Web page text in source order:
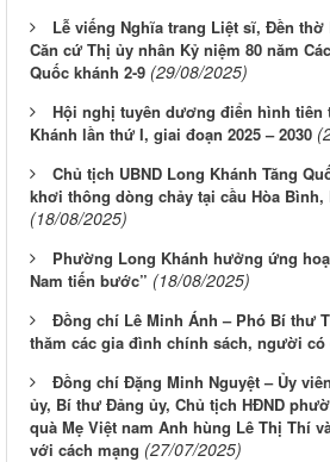
Lễ viếng Nghĩa trang Liệt sĩ, Đền
Căn cứ Thị ủy nhân Kỷ niệm 80 năm
Quốc khánh 2-9 (29/08/2025)
Hội nghị tuyên dương điển hình tiên
Khánh lần thứ I, giai đoạn 2025 – 2030
Chủ tịch UBND Long Khánh Tăng
khơi thông dòng chảy tại cầu Hòa Bình,
(18/08/2025)
Phường Long Khánh hưởng ứng
Nam tiến bước” (18/08/2025)
Đồng chí Lê Minh Ánh – Phó Bí thư
thăm các gia đình chính sách, người có
Đồng chí Đặng Minh Nguyệt – Ủy
ủy, Bí thư Đảng ủy, Chủ tịch HĐND
quà Mẹ Việt nam Anh hùng Lê Thị Thí
với cách mạng (27/07/2025)